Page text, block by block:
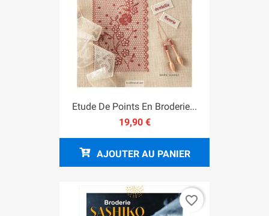
Etude De Points En Broderie...
19,90 €
AJOUTER AU PANIER
favorite_border